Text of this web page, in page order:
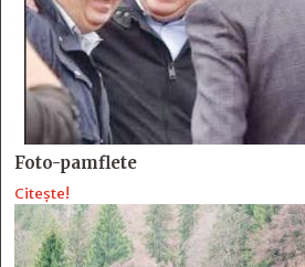
Foto-pamflete
Citește!